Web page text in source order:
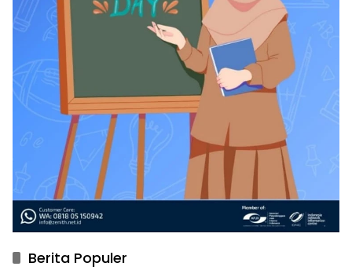
Berita Populer